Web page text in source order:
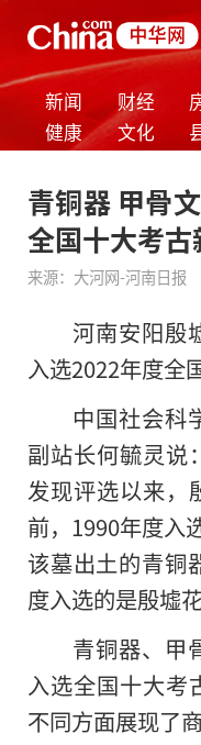
新闻 财经
健康
文化
青铜器 甲骨
全国十大考
来源： 大河网-河南日报
河南安阳殷
入选2022年度全
中国社会科
副站长何毓灵
发现评选以来
前，1990年度入
该墓出土的青铜
度入选的是殷墟
青铜器、甲
入选全国十大考
不同方面展现了